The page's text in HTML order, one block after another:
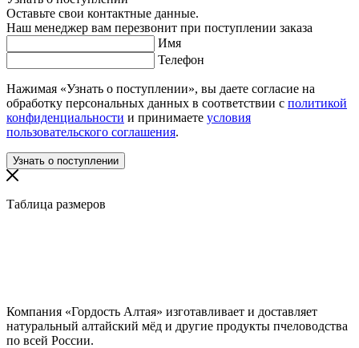
Оставьте свои контактные данные.
Наш менеджер вам перезвонит при поступлении заказа
Имя
Телефон
Нажимая «Узнать о поступлении», вы даете согласие на
обработку персональных данных в соответствии с политикой
конфиденциальности и принимаете условия
пользовательского соглашения.
Таблица размеров
Компания «Гордость Алтая» изготавливает и доставляет
натуральный алтайский мёд и другие продукты пчеловодства
по всей России.